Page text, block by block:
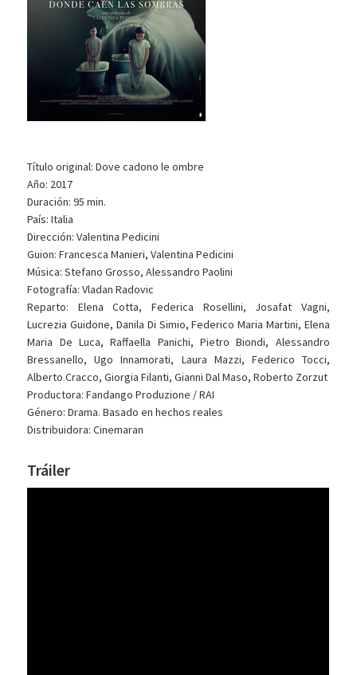
Título original: Dove cadono le ombre
Año: 2017
Duración: 95 min.
País: Italia
Dirección: Valentina Pedicini
Guion: Francesca Manieri, Valentina Pedicini
Música: Stefano Grosso, Alessandro Paolini
Fotografía: Vladan Radovic
Reparto: Elena Cotta, Federica Rosellini, Josafat Vagni,
Lucrezia Guidone, Danila Di Simio, Federico Maria Martini, Elena
Maria De Luca, Raffaella Panichi, Pietro Biondi, Alessandro
Bressanello, Ugo Innamorati, Laura Mazzi, Federico Tocci,
Alberto Cracco, Giorgia Filanti, Gianni Dal Maso, Roberto Zorzut
Productora: Fandango Produzione / RAI
Género: Drama. Basado en hechos reales
Distribuidora: Cinemaran
Tráiler